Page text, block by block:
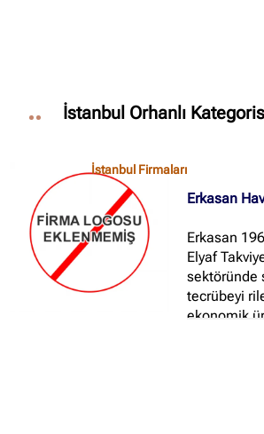
İstanbul Orhanlı
İstanbul Firmaları
Erkasan
Erkasan
Elyaf
sektöründe
tecrübeyi
ekonomik
İstanbul Firmaları